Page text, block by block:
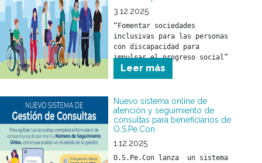
3.12.2025
“Fomentar sociedades
inclusivas para las personas
con discapacidad para
impulsar el progreso social”
Leer más
Nuevo sistema online de
atención y seguimiento de
consultas para beneficiarios de
O.S.Pe.Con
1.12.2025
O.S.Pe.Con lanza  un sistema